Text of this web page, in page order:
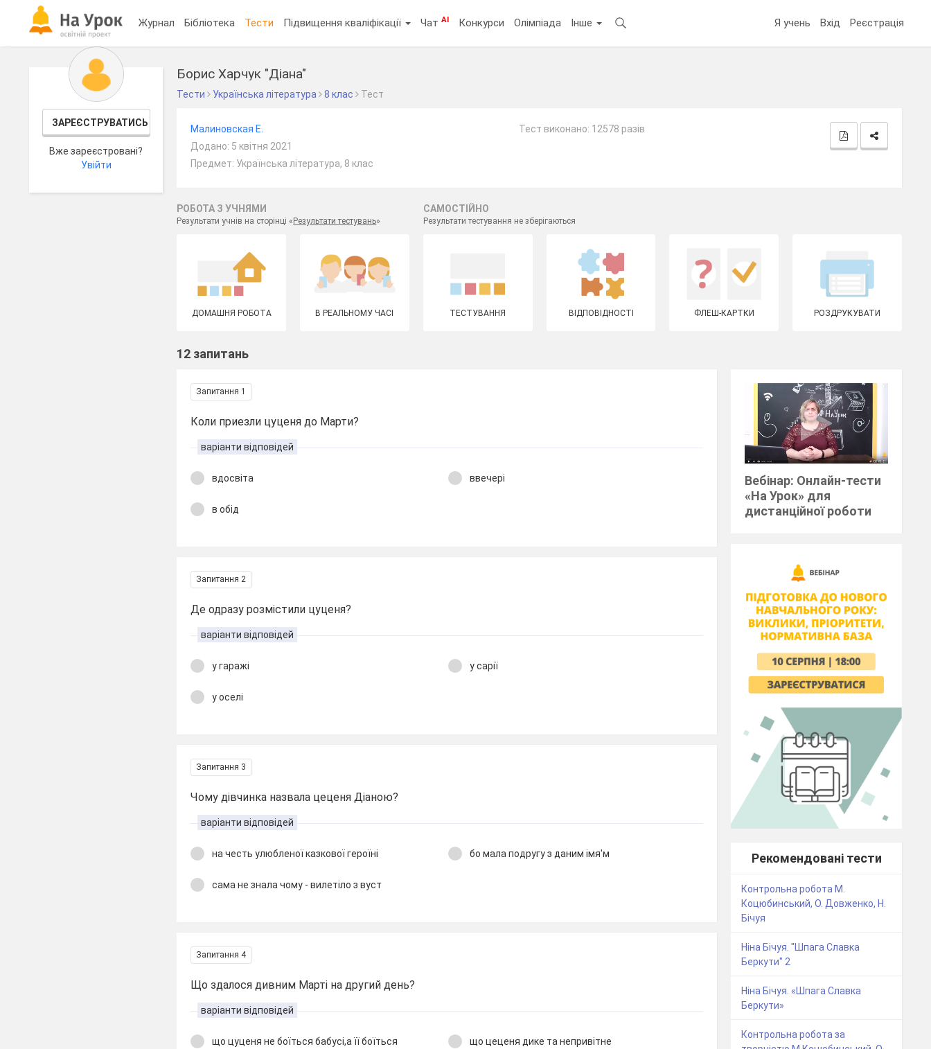
Журнал Бібліотека Тести Підвищення кваліфікації ЧатAI Конкурси Олімпіада Інше Я учень Вхід Реєстрація
ЗАРЕЄСТРУВАТИСЬ
Вже зареєстровані?
Увійти
Борис Харчук "Діана"
Тести Українська література 8 клас Тест
Малиновская Е.
Додано: 5 квітня 2021
Предмет: Українська література, 8 клас
Тест виконано: 12578 разів
РОБОТА З УЧНЯМИ
Результати учнів на сторінці « Результати тестувань»
САМОСТІЙНО
Результати тестування не зберігаються
ДОМАШНЯ РОБОТА В РЕАЛЬНОМУ ЧАСІ ТЕСТУВАННЯ ВІДПОВІДНОСТІ ФЛЕШ-КАРТКИ РОЗДРУКУВАТИ
12 запитань
Запитання 1
Коли приезли цуценя до Марти?
варіанти відповідей
вдосвіта ввечері
в обід
Запитання 2
Де одразу розмістили цуценя?
варіанти відповідей
у гаражі у сарії
у оселі
Запитання 3
Чому дівчинка назвала цеценя Діаною?
варіанти відповідей
на честь улюбленої казкової героїні бо мала подругу з даним імя'м
сама не знала чому - вилетіло з вуст
Запитання 4
Що здалося дивним Марті на другий день?
варіанти відповідей
що цуценя не боїться бабусі,а її боїться що цеценя дике та непривітне
Вебінар: Онлайн-тести
«На Урок» для
дистанційної роботи
Рекомендовані тести
Контрольна робота М.
Коцюбинський, О. Довженко, Н.
Бічуя
Ніна Бічуя. "Шпага Славка
Беркути" 2
Ніна Бічуя. «Шпага Славка
Беркути»
Контрольна робота за